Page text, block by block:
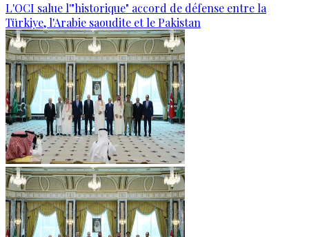
L'OCI salue l'"historique" accord de défense entre la
Türkiye, l'Arabie saoudite et le Pakistan